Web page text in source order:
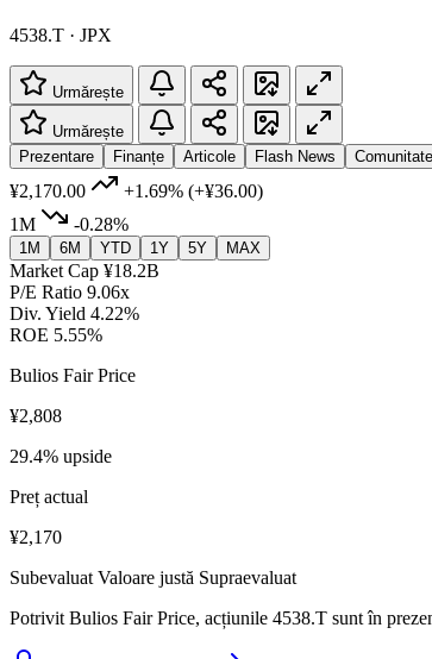
4538.T · JPX
Urmărește
Urmărește
Prezentare
Finanțe Articole Flash News Comunitate
¥2,170.00 +1.69% (+¥36.00)
1M
-0.28%
1M 6M YTD 1Y 5Y MAX
Market Cap ¥18.2B
P/E Ratio 9.06x
Div. Yield 4.22%
ROE 5.55%
Bulios Fair Price
¥2,808
29.4% upside
Preț actual
¥2,170
Subevaluat Valoare justă Supraevaluat
Potrivit Bulios Fair Price, acțiunile 4538.T sunt în